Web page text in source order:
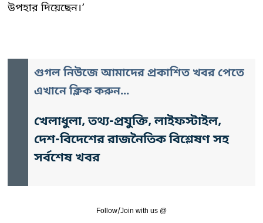
উপহার দিয়েছেন।’
গুগল নিউজে আমাদের প্রকাশিত খবর পেতে
এখানে ক্লিক করুন...
খেলাধুলা, তথ্য-প্রযুক্তি, লাইফস্টাইল,
দেশ-বিদেশের রাজনৈতিক বিশ্লেষণ সহ
সর্বশেষ খবর
Follow/Join with us @